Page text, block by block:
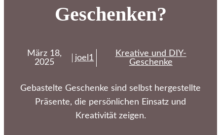
Geschenken?
März 18,
2025
joel1
Kreative und DIY-
Geschenke
Gebastelte Geschenke sind selbst hergestellte
Präsente, die persönlichen Einsatz und
Kreativität zeigen.